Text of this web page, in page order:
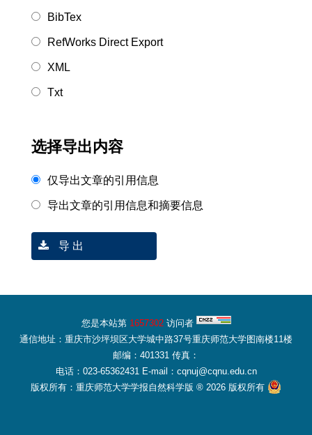
BibTex
RefWorks Direct Export
XML
Txt
选择导出内容
仅导出文章的引用信息
导出文章的引用信息和摘要信息
导 出
您是本站第 1657302访问者
通信地址：重庆市沙坪坝区大学城中路37号重庆师范大学图南楼11楼
邮编：401331 传真：
电话：023-65362431 E-mail：cqnuj@cqnu.edu.cn
版权所有：重庆师范大学学报自然科学版 ® 2026 版权所有